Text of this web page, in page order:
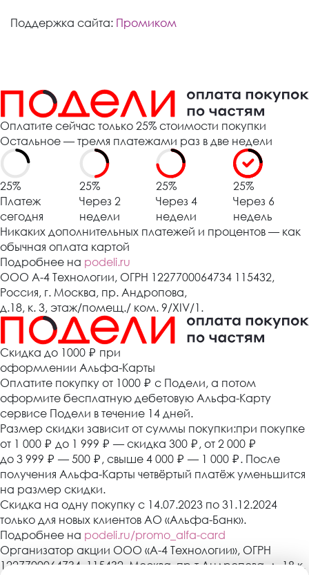
Поддержка сайта: Промиком
Оплатите сейчас только 25% стоимости покупки
Остальное — тремя платежами раз в две недели
25%
Платеж
сегодня
25%
Через 2
недели
25%
Через 4
недели
25%
Через 6
недель
Никаких дополнительных платежей и процентов — как
обычная оплата картой
Подробнее на podeli.ru
ООО А-4 Технологии, ОГРН 1227700064734 115432,
Россия, г. Москва, пр. Андропова,
д.18, к. 3, этаж/помещ./ ком. 9/XIV/1.
Cкидка до 1000 ₽ при
оформлении Альфа-Карты
Оплатите покупку от 1000 ₽ с Подели, а потом
оформите бесплатную дебетовую Альфа-Карту
сервисе Подели в течение 14 дней.
Размер скидки зависит от суммы покупки:при покупке
от 1 000 ₽ до 1 999 ₽ — скидка 300 ₽, от 2 000 ₽
до 3 999 ₽ — 500 ₽, свыше 4 000 ₽ — 1 000 ₽. После
получения Альфа-Карты четвёртый платёж уменьшится
на размер скидки.
Скидка на одну покупку с 14.07.2023 по 31.12.2024
только для новых клиентов АО «Альфа-Банк».
Подробнее на podeli.ru/promo_alfa-card
Организатор акции ООО «А-4 Технологии», ОГРН
1227700064734, 115432, Москва, пр-т Андропова, д. 18 к.